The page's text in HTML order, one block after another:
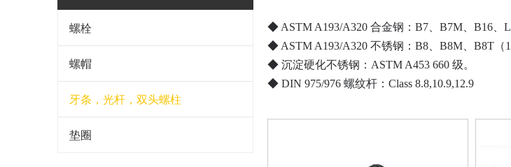
螺栓
螺帽
牙条，光杆，双头螺柱
垫圈
◆ ASTM A193/A320 合金钢：B7、B7M、B16、
◆ ASTM A193/A320 不锈钢：B8、B8M、B8T（1
◆ 沉淀硬化不锈钢：ASTM A453 660 级。
◆ DIN 975/976 螺纹杆：Class 8.8,10.9,12.9